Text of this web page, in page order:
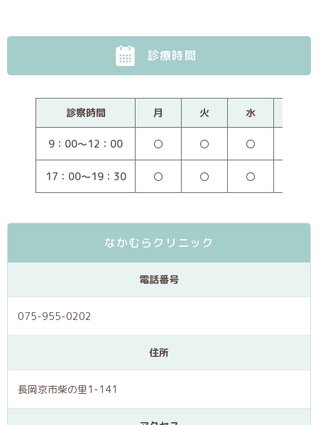
診療時間
診察時間 月 火 水
9：00～12：00 〇 〇 〇
17：00～19：30 〇 〇 〇
なかむらクリニック
電話番号
075-955-0202
住所
長岡京市柴の里1-141